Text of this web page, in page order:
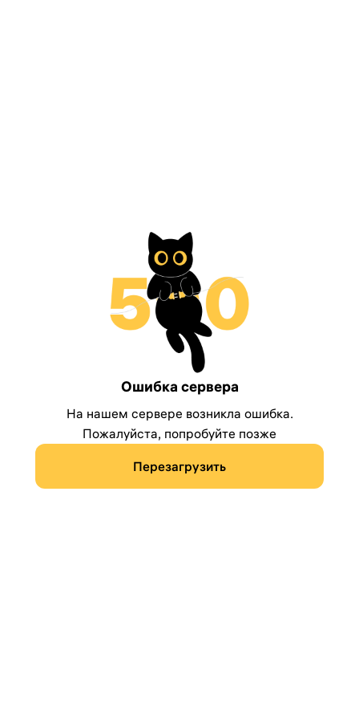
Ошибка сервера
На нашем сервере возникла ошибка.
Пожалуйста, попробуйте позже
Перезагрузить